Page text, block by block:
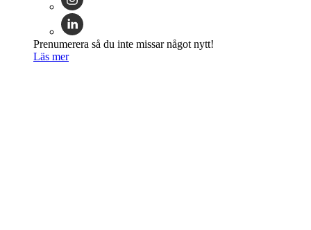
Prenumerera så du inte missar något nytt!
Läs mer